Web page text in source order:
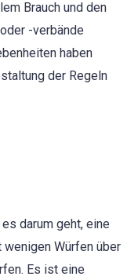
Brauch und den
-verbände
haben
der Regeln
darum geht, eine
Würfen über
Es ist eine